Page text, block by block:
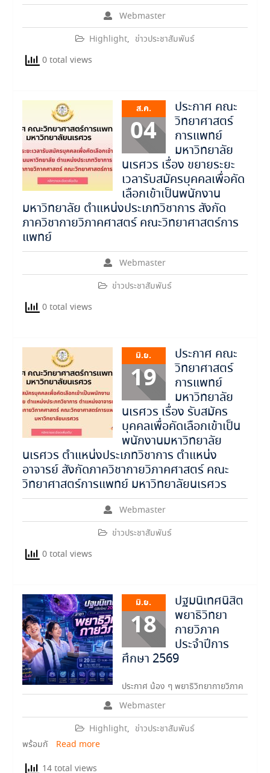
Webmaster
Highlight, ข่าวประชาสัมพันธ์
0 total views
ส.ค.
04
ประกาศ คณะ
วิทยาศาสตร์
การแพทย์
มหาวิทยาลัย
นเรศวร เรื่อง ขยายระยะ
เวลารับสมัครบุคคลเพื่อคัด
เลือกเข้าเป็นพนักงาน
มหาวิทยาลัย ตำแหน่งประเภทวิชาการ สังกัด
ภาควิชากายวิภาคศาสตร์ คณะวิทยาศาสตร์การ
แพทย์
Webmaster
ข่าวประชาสัมพันธ์
0 total views
มิ.ย.
19
ประกาศ คณะ
วิทยาศาสตร์
การแพทย์
มหาวิทยาลัย
นเรศวร เรื่อง รับสมัคร
บุคคลเพื่อคัดเลือกเข้าเป็น
พนักงานมหาวิทยาลัย
นเรศวร ตำแหน่งประเภทวิชาการ ตำแหน่ง
อาจารย์ สังกัดภาควิชากายวิภาคศาสตร์ คณะ
วิทยาศาสตร์การแพทย์ มหาวิทยาลัยนเรศวร
Webmaster
ข่าวประชาสัมพันธ์
0 total views
มิ.ย.
18
ปฐมนิเทศนิสิต
พยาธิวิทยา
กายวิภาค
ประจำปีการ
ศึกษา 2569
Webmaster
Highlight, ข่าวประชาสัมพันธ์
ประกาศ น้อง ๆ พยาธิวิทยากายวิภาค
พร้อมกั
Read more
14 total views